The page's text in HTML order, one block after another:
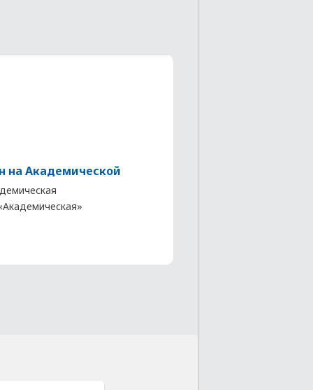
на Академической